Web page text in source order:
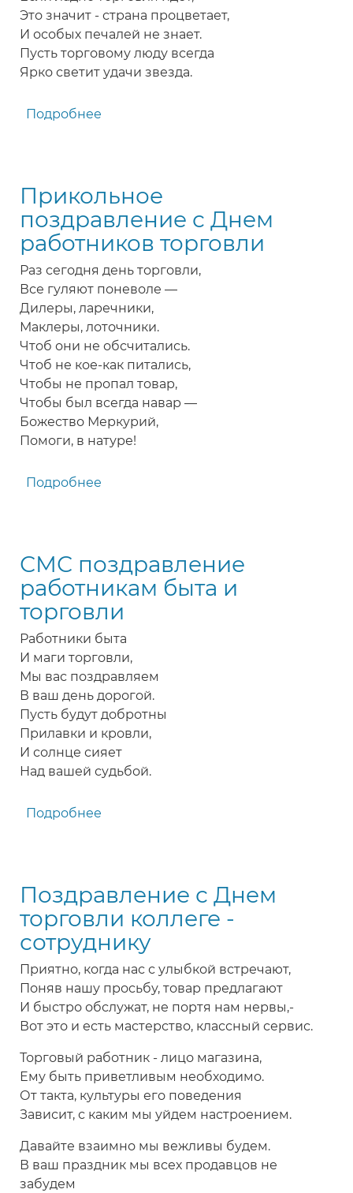
Это значит - страна процветает,
И особых печалей не знает.
Пусть торговому люду всегда
Ярко светит удачи звезда.
Подробнее
продавцам
в
День
торговли
Прикольное
поздравление с Днем
работников торговли
Раз сегодня день торговли,
Все гуляют поневоле —
Дилеры, ларечники,
Маклеры, лоточники.
Чтоб они не обсчитались.
Чтоб не кое-как питались,
Чтобы не пропал товар,
Чтобы был всегда навар —
Божество Меркурий,
Помоги, в натуре!
Подробнее
Днем
работников
торговли
СМС поздравление
работникам быта и
торговли
Работники быта
И маги торговли,
Мы вас поздравляем
В ваш день дорогой.
Пусть будут добротны
Прилавки и кровли,
И солнце сияет
Над вашей судьбой.
Подробнее
быта
и
торговли
Поздравление с Днем
торговли коллеге -
сотруднику
Приятно, когда нас с улыбкой встречают,
Поняв нашу просьбу, товар предлагают
И быстро обслужат, не портя нам нервы,-
Вот это и есть мастерство, классный сервис.
Торговый работник - лицо магазина,
Ему быть приветливым необходимо.
От такта, культуры его поведения
Зависит, с каким мы уйдем настроением.
Давайте взаимно мы вежливы будем.
В ваш праздник мы всех продавцов не
забудем